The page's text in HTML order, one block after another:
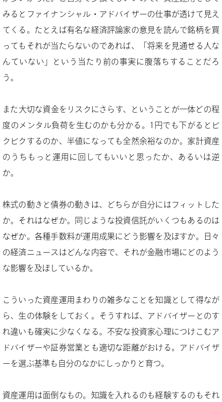
みるとファイナンシャル・アドバイザーの仕事が透けて見え
てくる。たとえば有名な経済評論家の意見を読んで銘柄を買
ってもそれが当たらないのであれば、「将来を見通せる人な
んていない」という当たり前の事実に腹落ちすることだろ
う。
また大切な資金をリスクにさらす、ということが一体どの程
度のメンタル負荷を生むのかも分かる。1円でも下がるとビ
クビクするのか、半値になっても全然余裕なのか。家計資産
のうちもっと運用に回してもいいと思ったか、あるいは逆
か。
株式の動きと債券の動きは、どちらが自分にはフィットした
か。それはなぜか。同じような投資信託がいくつもあるのは
なぜか。各種手数料が運用成果にどう影響を及ぼすか。日々
の経済ニュースはどんな内容で、それが金融市場にどのよう
な影響を及ぼしているか。
こういった資産運用まわりの雑多なことを知識として得なが
ら、生の体験をしておく。そうすれば、アドバイザーとのす
れ違いも確実に少なくなる。不安な投資家心理につけこむア
ドバイザーや証券営業とも適切な距離がおける。アドバイザ
ーを選ぶ基準も自分のなかにしっかりと育つ。
資産運用は面倒なもの。知識を入れるのも経験するのもそれ